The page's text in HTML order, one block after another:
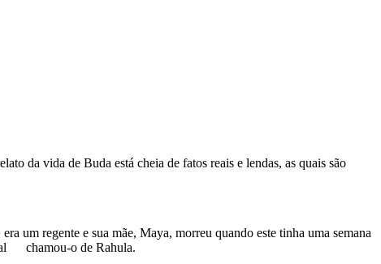
da vida de Buda está cheia de fatos reais e lendas, as quais são
um regente e sua mãe, Maya, morreu quando este tinha uma semana
chamou-o de Rahula.